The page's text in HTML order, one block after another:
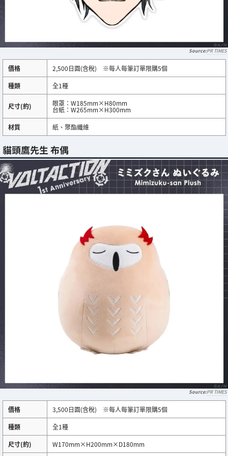
PR TIMES
價格
2,500日圓(含稅) ※每人每筆訂單限購5個
種類
全1種
尺寸(約) 眼罩：W185mm×H80mm
台紙：W265mm×H300mm
材質
紙、聚酯纖維
貓頭鷹先生 布偶
PR TIMES
價格
3,500日圓(含稅) ※每人每筆訂單限購5個
種類
全1種
尺寸(約)
W170mm×H200mm×D180mm